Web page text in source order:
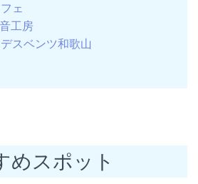
ェ
工房
スベンツ和歌山
めスポット